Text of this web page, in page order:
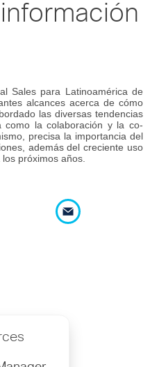
para Latinoamérica de
alcances acerca de cómo
las diversas tendencias
como la colaboración y la co-
precisa la importancia del
además del creciente uso
próximos años.